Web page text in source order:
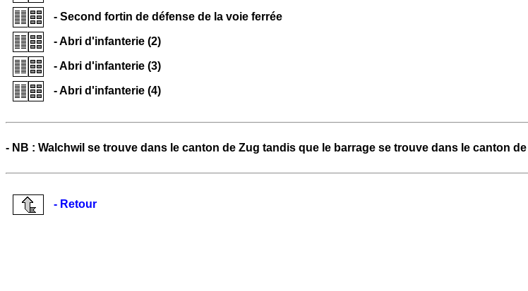
- Second fortin de défense de la voie ferrée
- Abri d'infanterie (2)
- Abri d'infanterie (3)
- Abri d'infanterie (4)
- NB : Walchwil se trouve dans le canton de Zug tandis que le barrage se trouve dans le canton
- Retour